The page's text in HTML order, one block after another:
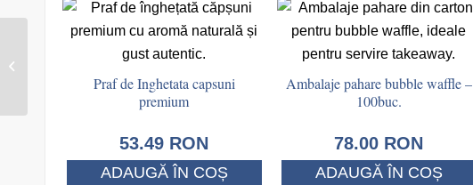
Praf de Inghetata capsuni
premium
53.49 RON
ADAUGĂ ÎN COȘ
Ambalaje pahare bubble waffle –
100buc.
78.00 RON
ADAUGĂ ÎN COȘ
Cremă profesională cu
gust de biscuiți – Don
Gelato Bisco Deluxe